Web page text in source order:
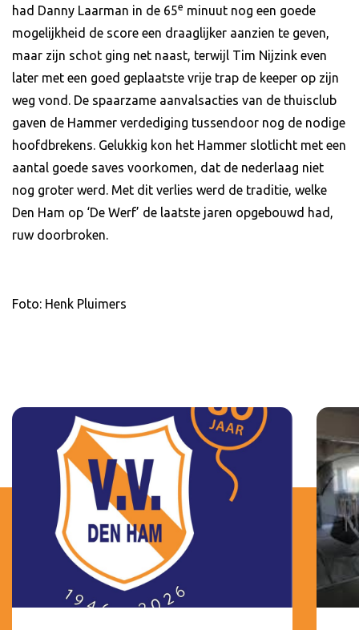
had Danny Laarman in de 65e minuut nog een goede
mogelijkheid de score een draaglijker aanzien te geven,
maar zijn schot ging net naast, terwijl Tim Nijzink even
later met een goed geplaatste vrije trap de keeper op zijn
weg vond. De spaarzame aanvalsacties van de thuisclub
gaven de Hammer verdediging tussendoor nog de nodige
hoofdbrekens. Gelukkig kon het Hammer slotlicht met een
aantal goede saves voorkomen, dat de nederlaag niet
nog groter werd. Met dit verlies werd de traditie, welke
Den Ham op ‘De Werf’ de laatste jaren opgebouwd had,
ruw doorbroken.
Foto: Henk Pluimers